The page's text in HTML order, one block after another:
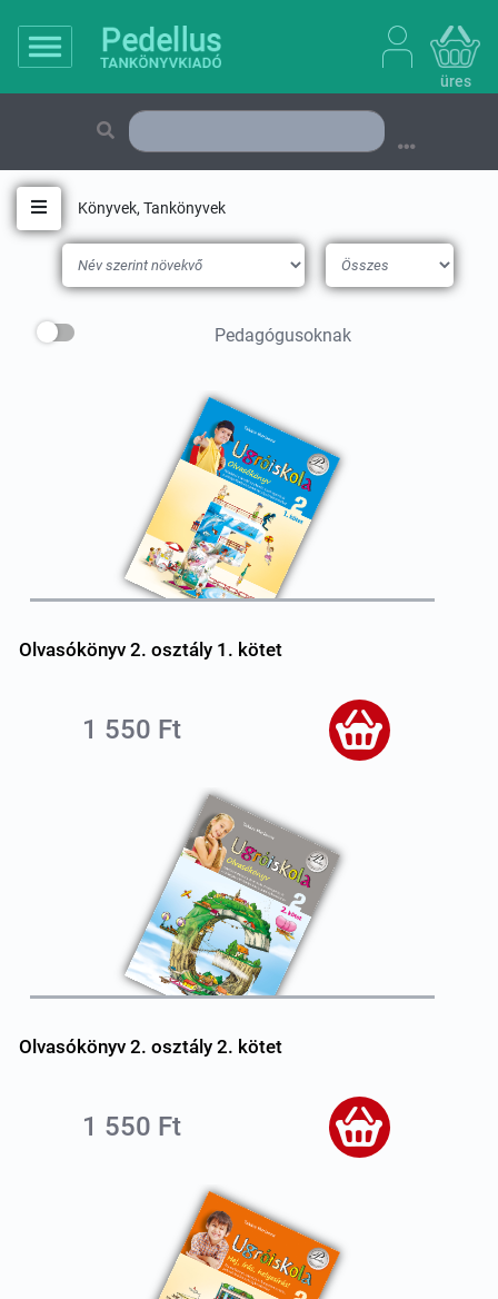
üres
Toggle navigation
Könyvek, Tankönyvek
Pedagógusoknak
Olvasókönyv 2. osztály 1. kötet
1 550 Ft
Olvasókönyv 2. osztály 2. kötet
1 550 Ft